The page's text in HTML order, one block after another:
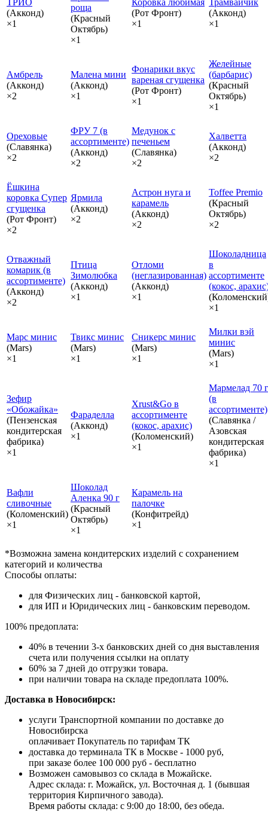
(Акконд)
×1
роща
(Красный
Октябрь)
×1
(Рот Фронт)
×1
(Акконд)
×1
Амбрель
(Акконд)
×2
Малена мини
(Акконд)
×1
Фонарики вкус
вареная сгущенка
(Рот Фронт)
×1
Желейные
(барбарис)
(Красный
Октябрь)
×1
Ореховые
(Славянка)
×2
ФРУ 7 (в
ассортименте)
(Акконд)
×2
Медунок с
печеньем
(Славянка)
×2
Халветта
(Акконд)
×2
Ёшкина
коровка Супер
сгущенка
(Рот Фронт)
×2
Ярмила
(Акконд)
×2
Астрон нуга и
карамель
(Акконд)
×2
Toffee Premio
(Красный
Октябрь)
×2
Отважный
комарик (в
ассортименте)
(Акконд)
×2
Птица
Зимолюбка
(Акконд)
×1
Отломи
(неглазированная)
(Акконд)
×1
Шоколадница
в
ассортименте
(кокос,
×1
Марс минис
(Mars)
×1
Твикс минис
(Mars)
×1
Сникерс минис
(Mars)
×1
Милки вэй
минис
(Mars)
×1
Зефир
«Обожайка»
(Пензенская
кондитерская
фабрика)
×1
Фараделла
(Акконд)
×1
Xrust&Go в
ассортименте
(кокос, арахис)
(Коломенский)
×1
Мармелад 70 г
(в
ассортименте)
(Славянка /
Азовская
кондитерская
фабрика)
×1
Вафли
сливочные
(Коломенский)
×1
Шоколад
Аленка 90 г
(Красный
Октябрь)
×1
Карамель на
палочке
(Конфитрейд)
×1
*Возможна замена кондитерских изделий с сохранением
категорий и количества
Способы оплаты:
для Физических лиц - банковской картой,
для ИП и Юридических лиц - банковским переводом.
100% предоплата:
40% в течении 3-х банковских дней со дня выставления
счета или получения ссылки на оплату
60% за 7 дней до отгрузки товара.
при наличии товара на складе предоплата 100%.
Доставка в Новосибирск:
услуги Транспортной компании по доставке до
Новосибирска
оплачивает Покупатель по тарифам ТК
доставка до терминала ТК в Москве - 1000 руб,
при заказе более 100 000 руб - бесплатно
Возможен самовывоз со склада в Можайске.
Адрес склада: г. Можайск, ул. Восточная д. 1 (бывшая
территория Кирпичного завода).
Время работы склада: с 9:00 до 18:00, без обеда.